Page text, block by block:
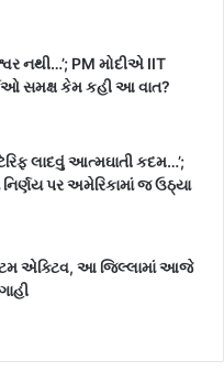
નથી…’; PM મોદીએ IIT
સમક્ષ કેમ કહી આ વાત?
લાદવું આત્મઘાતી કદમ…’;
પર અમેરિકામાં જ ઉઠ્યા
એક્ટિવ, આ જિલ્લામાં આજે